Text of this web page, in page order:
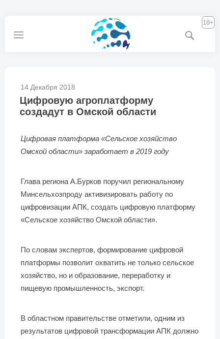
18+
14 Декабря 2018
Цифровую агроплатформу
создадут в Омской области
Цифровая платформа «Сельское хозяйство
Омской области» заработает в 2019 году
Глава региона А.Бурков поручил региональному
Минсельхозпроду активизировать работу по
цифровизации АПК, создать цифровую платформу
«Сельское хозяйство Омской области».
По словам экспертов, формирование цифровой
платформы позволит охватить не только сельское
хозяйство, но и образование, переработку и
пищевую промышленность, экспорт.
В областном правительстве отметили, одним из
результатов цифровой трансформации АПК должно